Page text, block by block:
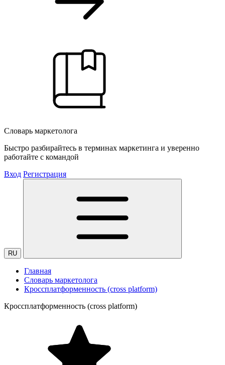
Словарь маркетолога
Быстро разбирайтесь в терминах маркетинга и уверенно
работайте с командой
Вход Регистрация
RU
Главная
Словарь маркетолога
Кроссплатформенность (cross platform)
Кроссплатформенность (cross platform)